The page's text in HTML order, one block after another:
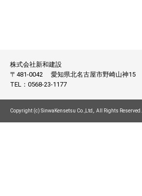
株式会社新和建設
〒481-0042
愛知県北名古屋市野崎山神15
TEL： 0568-23-1177
Copyright (c) SinwaKensetsu Co.,Ltd,. All Rights Reserved.